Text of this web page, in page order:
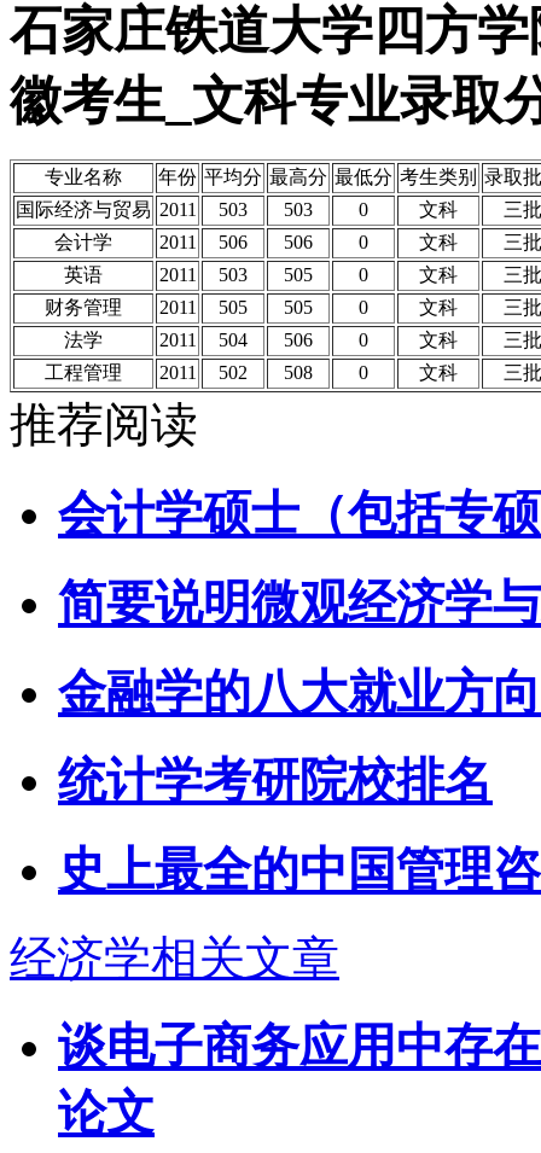
石家庄铁道大学四方
徽考生_文科专业录取
专业名称 年份 平均分 最高分 最低分 考生类别 录取
国际经济与贸易 2011 503 503 0 文科
三批
会计学
2011 506 506 0 文科
三批
英语
2011 503 505 0 文科
三批
财务管理
2011 505 505 0 文科
三批
法学
2011 504 506 0 文科
三批
工程管理
2011 502 508 0 文科 三批
推荐阅读
会计学硕士（包括专
简要说明微观经济学
金融学的八大就业方
统计学考研院校排名
史上最全的中国管理
经济学相关文章
谈电子商务应用中存
论文